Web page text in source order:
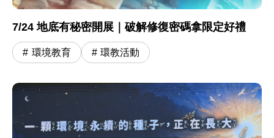
7/24 地底有秘密開展｜破解修復密碼拿限定好禮
環境教育 環教活動